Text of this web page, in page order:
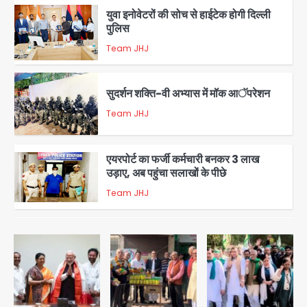
3
युवा इनोवेटरों की सोच से हाईटेक होगी दिल्ली
पुलिस
Team JHJ
4
सुदर्शन शक्ति-वी अभ्यास में मॉक आॅपरेशन
Team JHJ
5
एयरपोर्ट का फर्जी कर्मचारी बनकर 3 लाख
उड़ाए, अब पहुंचा सलाखों के पीछे
Team JHJ
1
Noida Sector-49: सेक्टर-49 में 18
साल की मेड ने की खुदकुशी, शरीर पर नहीं मिली
कोई बाहरी
Avinash Kumar